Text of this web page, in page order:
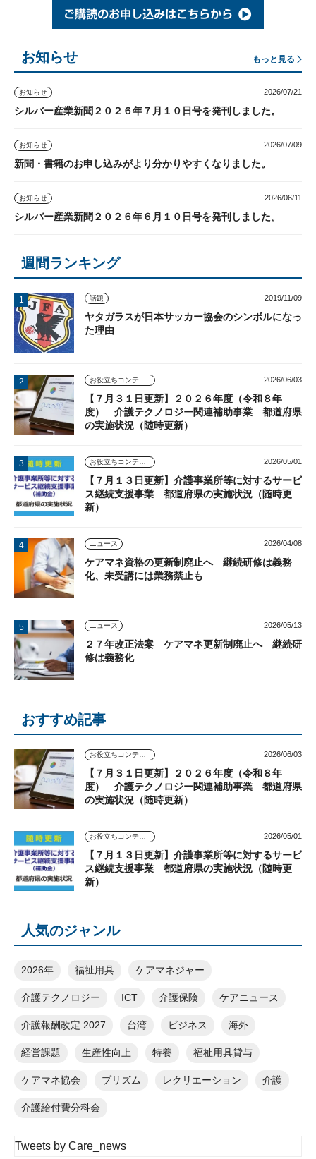
お知らせ もっと見る
お知らせ 2026/07/21
シルバー産業新聞２０２６年７月１０日号を発刊しました。
お知らせ 2026/07/09
新聞・書籍のお申し込みがより分かりやすくなりました。
お知らせ 2026/06/11
シルバー産業新聞２０２６年６月１０日号を発刊しました。
週間ランキング
話題 2019/11/09
ヤタガラスが日本サッカー協会のシンボルになっ
た理由
2026/06/03
【７月３１日更新】２０２６年度（令和８年
度） 介護テクノロジー関連補助事業 都道府県
の実施状況（随時更新）
2026/05/01
【７月１３日更新】介護事業所等に対するサービ
ス継続支援事業 都道府県の実施状況（随時更
新）
ニュース 2026/04/08
ケアマネ資格の更新制廃止へ 継続研修は義務
化、未受講には業務禁止も
ニュース 2026/05/13
２７年改正法案 ケアマネ更新制廃止へ 継続研
修は義務化
おすすめ記事
2026/06/03
【７月３１日更新】２０２６年度（令和８年
度） 介護テクノロジー関連補助事業 都道府県
の実施状況（随時更新）
2026/05/01
【７月１３日更新】介護事業所等に対するサービ
ス継続支援事業 都道府県の実施状況（随時更
新）
人気のジャンル
2026年 福祉用具 ケアマネジャー
介護テクノロジー ICT 介護保険 ケアニュース
介護報酬改定 2027 台湾 ビジネス 海外
経営課題 生産性向上 特養 福祉用具貸与
ケアマネ協会 プリズム レクリエーション 介護
介護給付費分科会
Tweets by Care_news